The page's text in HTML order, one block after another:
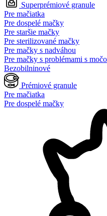
Superprémiové granule
Pre mačiatka
Pre dospelé mačky
Pre staršie mačky
Pre sterilizované mačky
Pre mačky s nadváhou
Pre mačky s problémami s
Bezobilninové
Prémiové granule
Pre mačiatka
Pre dospelé mačky